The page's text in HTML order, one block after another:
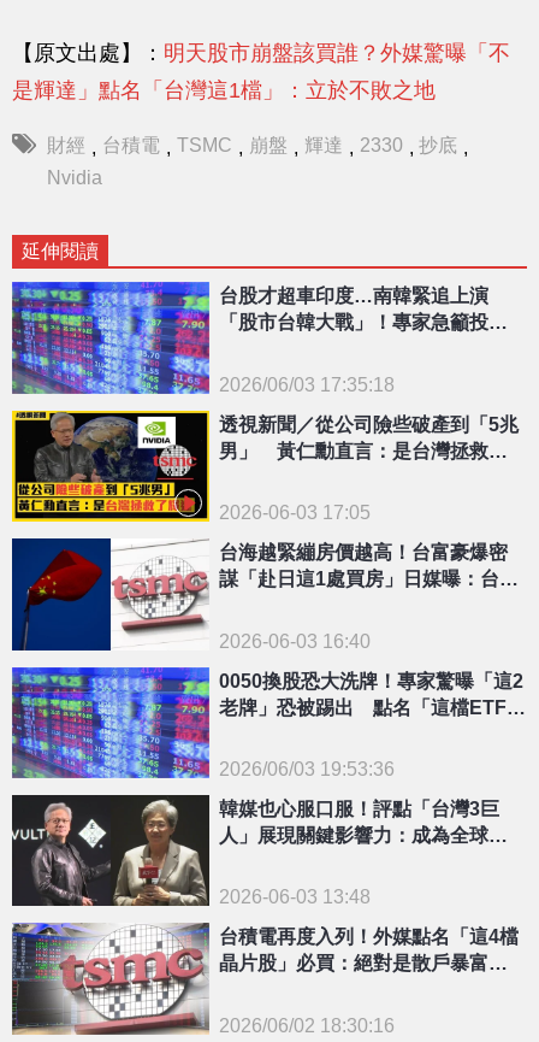
【原文出處】： 明天股市崩盤該買誰？外媒驚曝「不
是輝達」點名「台灣這1檔」：立於不敗之地
財經 , 台積電 , TSMC , 崩盤 , 輝達 , 2330 , 抄底 ,
Nvidia
延伸閱讀
{PLAYICON}
台股才超車印度…南韓緊追上演
「股市台韓大戰」！專家急籲投資
2026/06/03 17:35:18
透視新聞／從公司險些破產到「5兆
男」 黃仁勳直言：是台灣拯救了
2026-06-03 17:05
台海越緊繃房價越高！台富豪爆密
謀「赴日這1處買房」日媒曝：台積
2026-06-03 16:40
{PLAYICON}
0050換股恐大洗牌！專家驚曝「這2
老牌」恐被踢出 點名「這檔ETF」
2026/06/03 19:53:36
韓媒也心服口服！評點「台灣3巨
人」展現關鍵影響力：成為全球科
2026-06-03 13:48
台積電再度入列！外媒點名「這4檔
晶片股」必買：絕對是散戶暴富標
2026/06/02 18:30:16